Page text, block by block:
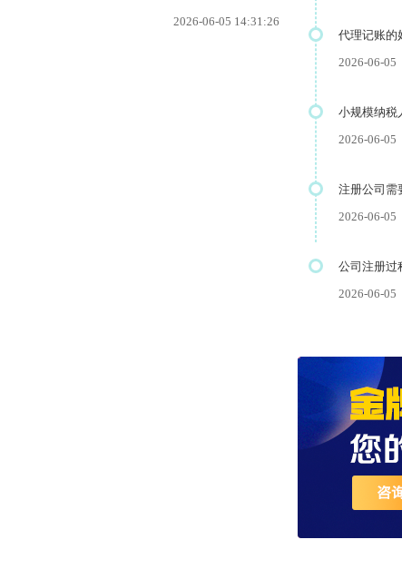
2026-06-05 14:31:26
代理记账的
2026-06-05
小规模纳税
2026-06-05
注册公司需
2026-06-05
公司注册过
2026-06-05